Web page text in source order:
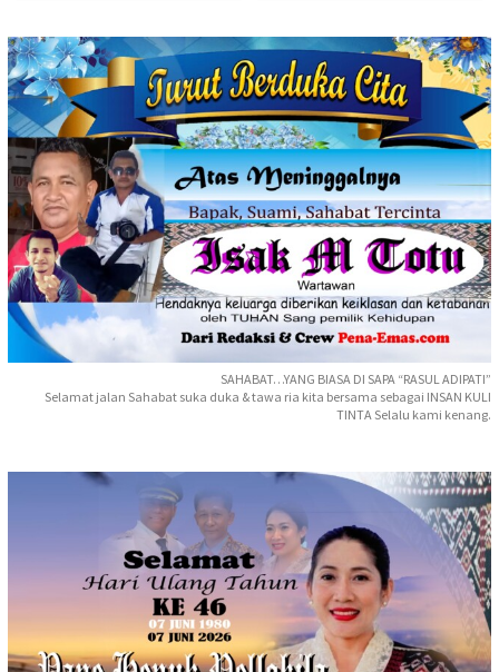
SAHABAT…YANG BIASA DI SAPA “RASUL ADIPATI”
Selamat jalan Sahabat suka duka & tawa ria kita bersama sebagai INSAN KULI
TINTA Selalu kami kenang.